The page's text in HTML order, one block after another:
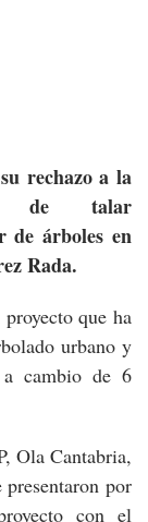
rechazo a la
de talar
de árboles en
Rada.
que ha
urbano y
cambio de 6
Ola Cantabria,
por
con el